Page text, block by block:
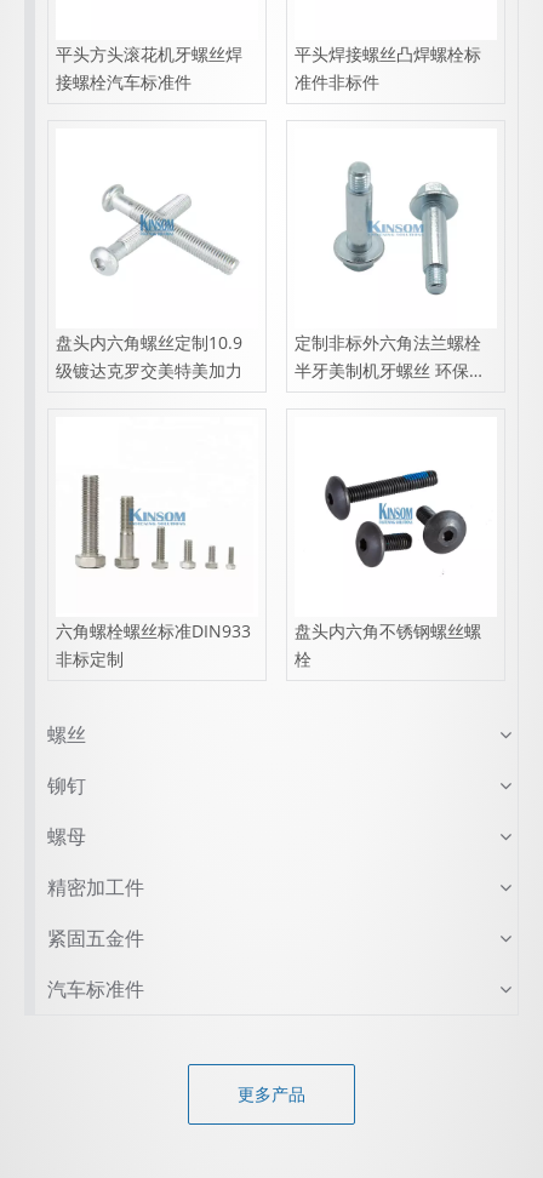
平头方头滚花机牙螺丝焊
接螺栓汽车标准件
平头焊接螺丝凸焊螺栓标
准件非标件
盘头内六角螺丝定制10.9
级镀达克罗交美特美加力
定制非标外六角法兰螺栓
半牙美制机牙螺丝 环保镀
锌ROHS 240小时盐雾
六角螺栓螺丝标准DIN933
非标定制
盘头内六角不锈钢螺丝螺
栓
螺丝
铆钉
螺母
精密加工件
紧固五金件
汽车标准件
更多产品